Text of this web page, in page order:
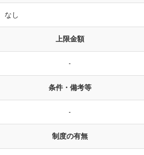
なし
上限金額
-
条件・備考等
-
制度の有無